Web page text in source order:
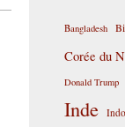
Bangladesh
Corée du
Donald Trump
Inde